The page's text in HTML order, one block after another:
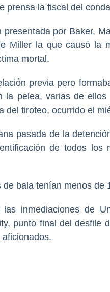
prensa la fiscal del
por Baker,
Miller la que causó la
mortal.
previa pero
la pelea, varias de
del tiroteo, ocurrido el
pasada de la
de todos los
bala tenían menos de
inmediaciones de
punto final del desfile